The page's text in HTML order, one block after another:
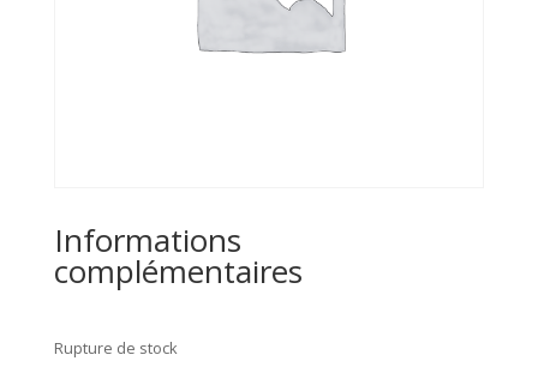
Informations
complémentaires
Rupture de stock